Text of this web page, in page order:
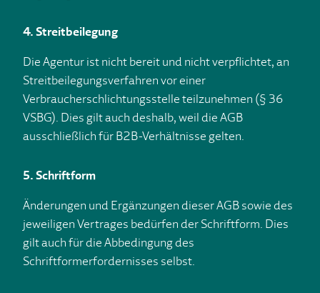
4. Streitbeilegung
Die Agentur ist nicht bereit und nicht verpflichtet, an
Streitbeilegungsverfahren vor einer
Verbraucherschlichtungsstelle teilzunehmen (§ 36
VSBG). Dies gilt auch deshalb, weil die AGB
ausschließlich für B2B-Verhältnisse gelten.
5. Schriftform
Änderungen und Ergänzungen dieser AGB sowie des
jeweiligen Vertrages bedürfen der Schriftform. Dies
gilt auch für die Abbedingung des
Schriftformerfordernisses selbst.